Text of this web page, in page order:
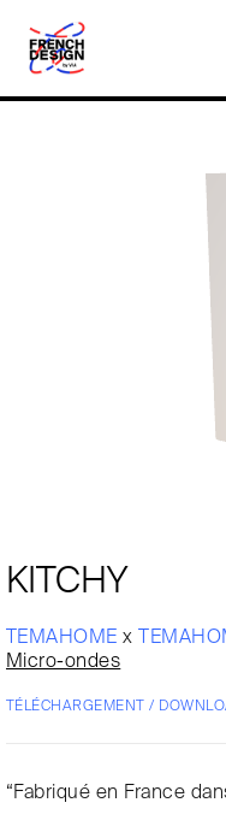
KITCHY
TEMAHOMEx
Micro-ondes
TÉLÉCHARGEMENT /
“Fabriqué en France